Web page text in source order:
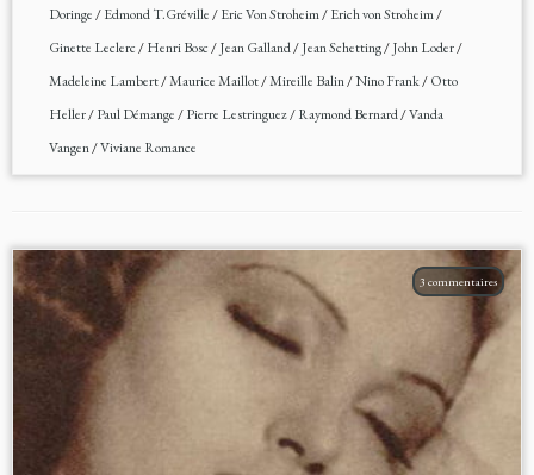
Doringe/Edmond T.Gréville/Eric Von Stroheim/Erich von Stroheim/
Ginette Leclerc/Henri Bosc/Jean Galland/Jean Schetting/John Loder/
Madeleine Lambert/Maurice Maillot/Mireille Balin/Nino Frank/Otto
Heller/Paul Démange/Pierre Lestringuez/Raymond Bernard/Vanda
Vangen/Viviane Romance
3 commentaires